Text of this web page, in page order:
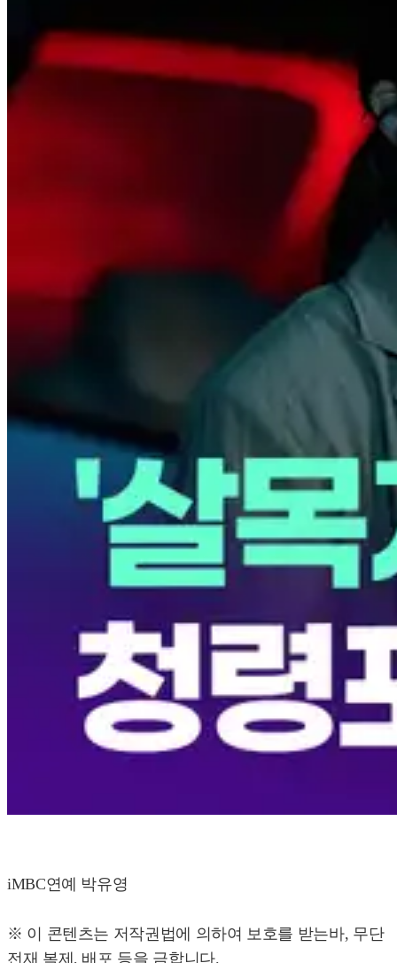
iMBC연예 박유영
※ 이 콘텐츠는 저작권법에 의하여 보호를 받는바, 무단
전재 복제, 배포 등을 금합니다.